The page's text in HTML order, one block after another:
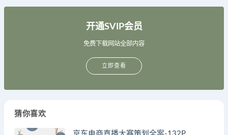
开通SVIP会员
免费下载网站全部内容
立即查看
猜你喜欢